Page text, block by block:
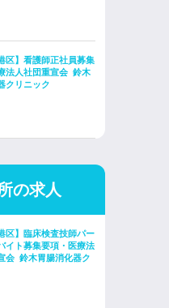
区】看護師正社員募集
法人社団重宣会 鈴木
クリニック
の求人
区】臨床検査技師パー
イト募集要項・医療法
会 鈴木胃腸消化器ク